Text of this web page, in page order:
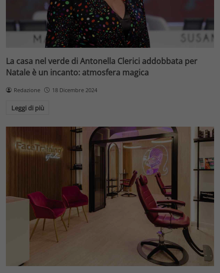
La casa nel verde di Antonella Clerici addobbata per
Natale è un incanto: atmosfera magica
Redazione 18 Dicembre 2024
Leggi di più